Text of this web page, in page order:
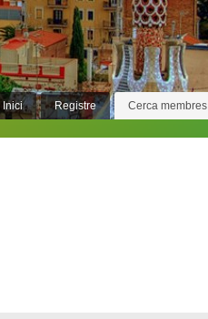
Inici Registre Cerca membres